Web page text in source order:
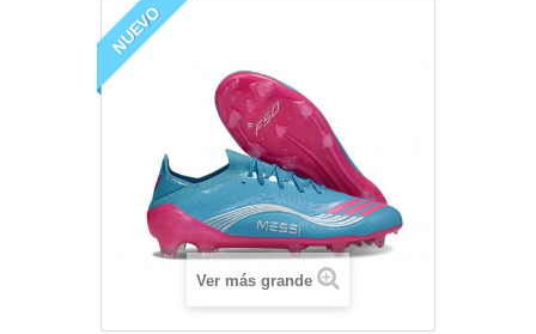
NUEVO
Ver más grande